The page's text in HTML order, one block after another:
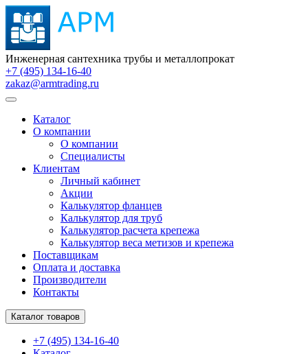
Инженерная сантехника трубы и металлопрокат
+7 (495) 134-16-40
zakaz@armtrading.ru
Каталог
О компании
О компании
Специалисты
Клиентам
Личный кабинет
Акции
Калькулятор фланцев
Калькулятор для труб
Калькулятор расчета крепежа
Калькулятор веса метизов и крепежа
Поставщикам
Оплата и доставка
Производители
Контакты
Каталог товаров
+7 (495) 134-16-40